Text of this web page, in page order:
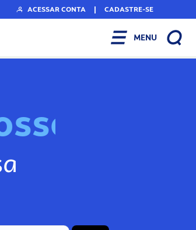
ACESSAR CONTA | CADASTRE-SE
MENU
sso